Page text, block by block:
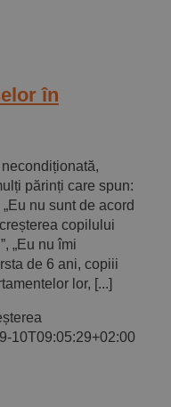
în
părinți care spun:
nu sunt de acord
copilului
„Eu nu îmi
de 6 ani, copiii
lor, [...]
10T09:05:29+02:00